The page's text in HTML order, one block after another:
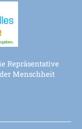
Repräsentative
Menschheit